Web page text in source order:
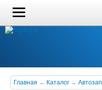
Главная → Каталог →